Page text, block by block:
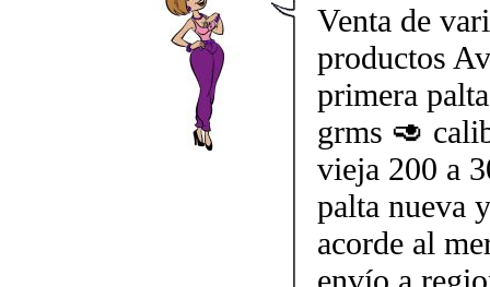
Venta de
productos
primera
grms 🥑
vieja 200 a
palta nueva
acorde al
envío a